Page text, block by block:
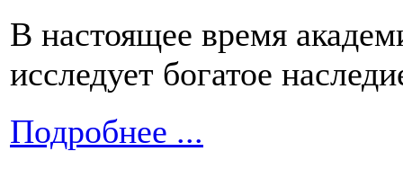
В настоящее время
исследует богатое
Подробнее ...